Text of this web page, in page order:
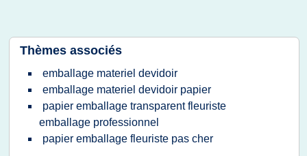
Thèmes associés
emballage materiel devidoir
emballage materiel devidoir papier
papier emballage transparent fleuriste
emballage professionnel
papier emballage fleuriste pas cher